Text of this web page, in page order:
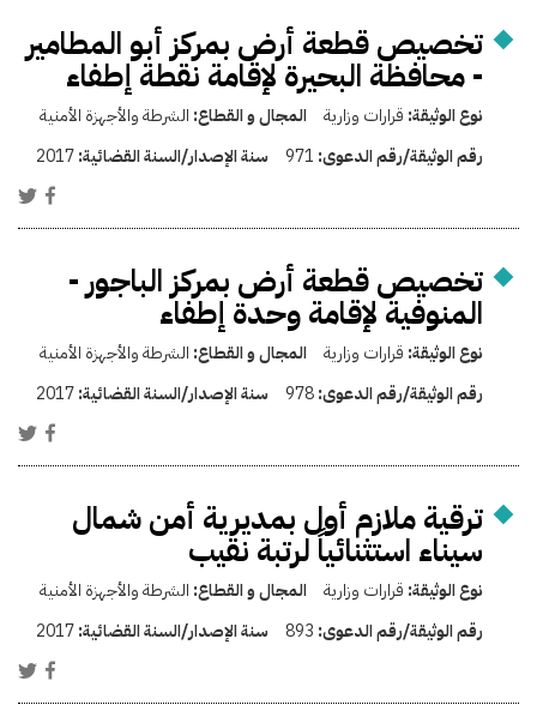
تخصيص قطعة أرض بمركز أبو المطامير
- محافظة البحيرة لإقامة نقطة إطفاء
نوع الوثيقة: قرارات وزارية المجال و القطاع: الشرطة والأجهزة الأمنية
رقم الوثيقة/رقم الدعوى: 971 سنة الإصدار/السنة القضائية:2017
تخصيص قطعة أرض بمركز الباجور -
المنوفية لإقامة وحدة إطفاء
نوع الوثيقة: قرارات وزارية المجال و القطاع: الشرطة والأجهزة الأمنية
رقم الوثيقة/رقم الدعوى:978 سنة الإصدار/السنة القضائية:2017
ترقية ملازم أول بمديرية أمن شمال
سيناء استثنائياً لرتبة نقيب
نوع الوثيقة: قرارات وزارية المجال و القطاع: الشرطة والأجهزة الأمنية
رقم الوثيقة/رقم الدعوى: 893 سنة الإصدار/السنة القضائية:2017